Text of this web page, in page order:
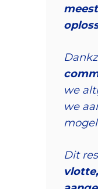
we
we
Dit